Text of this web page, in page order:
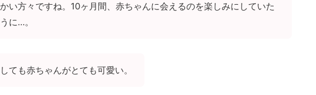
い方々ですね。10ヶ月間、赤ちゃんに会えるのを楽しみにしていた
に…。
ても赤ちゃんがとても可愛い。